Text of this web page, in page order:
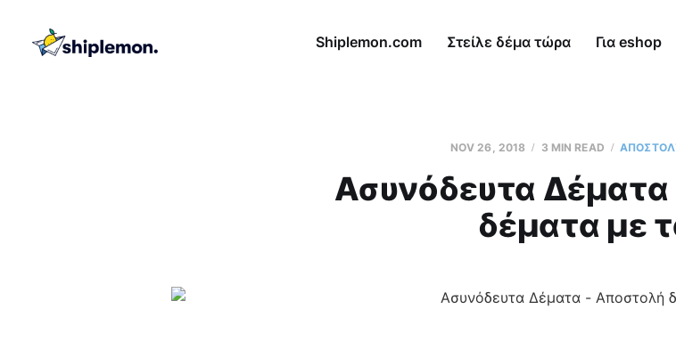
Shiplemon.com Στείλε δέμα τώρα Για eshop
NOV 26, 2018 3 MIN READ
Ασυνόδευτα
δέματα με